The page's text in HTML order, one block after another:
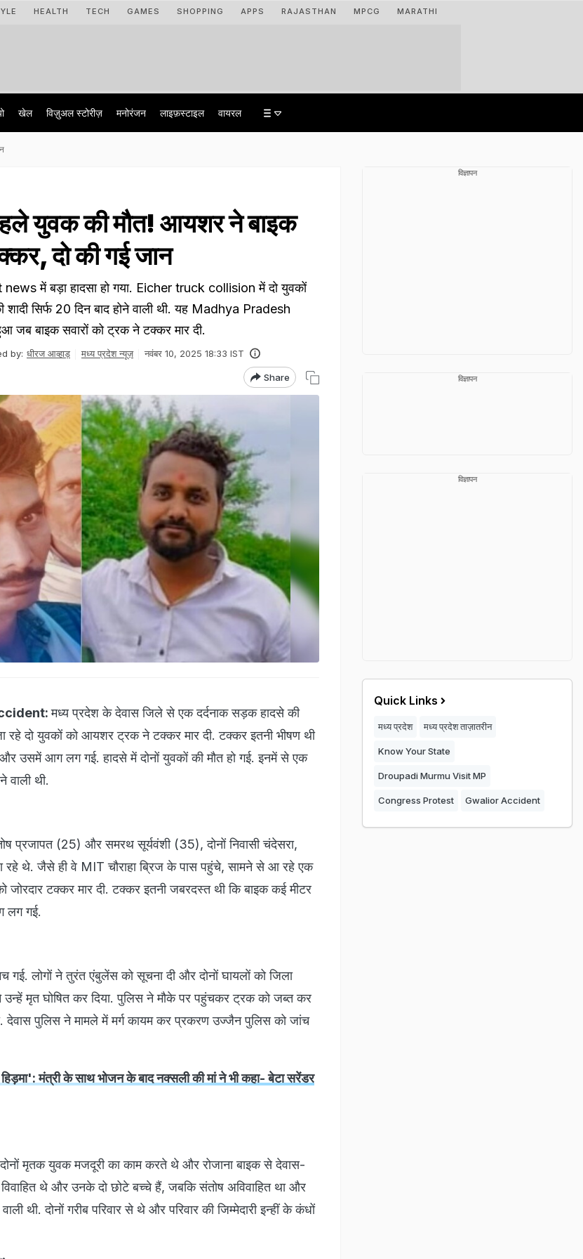
HEALTH TECH GAMES SHOPPING APPS RAJASTHAN MPCG MARATHI
खेल विज़ुअल स्टोरीज़ मनोरंजन लाइफ़स्टाइल वायरल
युवक की मौत! आयशर ने बाइक
दो की गई जान
में बड़ा हादसा हो गया. Eicher truck collision में दो युवकों
सिर्फ 20 दिन बाद होने वाली थी. यह Madhya Pradesh
जब बाइक सवारों को ट्रक ने टक्कर मार दी.
by: धीरज आव्हाड़ मध्य प्रदेश न्यूज़ नवंबर 10, 2025 18:33 IST
Share
मध्य प्रदेश के देवास जिले से एक दर्दनाक सड़क हादसे की
रहे दो युवकों को आयशर ट्रक ने टक्कर मार दी. टक्कर इतनी भीषण थी
उसमें आग लग गई. हादसे में दोनों युवकों की मौत हो गई. इनमें से एक
वाली थी.
प्रजापत (25) और समरथ सूर्यवंशी (35), दोनों निवासी चंदेसरा,
थे. जैसे ही वे MIT चौराहा ब्रिज के पास पहुंचे, सामने से आ रहे एक
टक्कर मार दी. टक्कर इतनी जबरदस्त थी कि बाइक कई मीटर
लग गई.
गई. लोगों ने तुरंत एंबुलेंस को सूचना दी और दोनों घायलों को जिला
उन्हें मृत घोषित कर दिया. पुलिस ने मौके पर पहुंचकर ट्रक को जब्त कर
देवास पुलिस ने मामले में मर्ग कायम कर प्रकरण उज्जैन पुलिस को जांच
मंत्री के साथ भोजन के बाद नक्सली की मां ने भी कहा- बेटा सरेंडर
दोनों मृतक युवक मजदूरी का काम करते थे और रोजाना बाइक से देवास-
थे और उनके दो छोटे बच्चे हैं, जबकि संतोष अविवाहित था और
थी. दोनों गरीब परिवार से थे और परिवार की जिम्मेदारी इन्हीं के कंधों
विज्ञापन
विज्ञापन
विज्ञापन
Quick Links
मध्य प्रदेश मध्य प्रदेश ताज़ातरीन
Know Your State
Droupadi Murmu Visit MP
Congress Protest Gwalior Accident